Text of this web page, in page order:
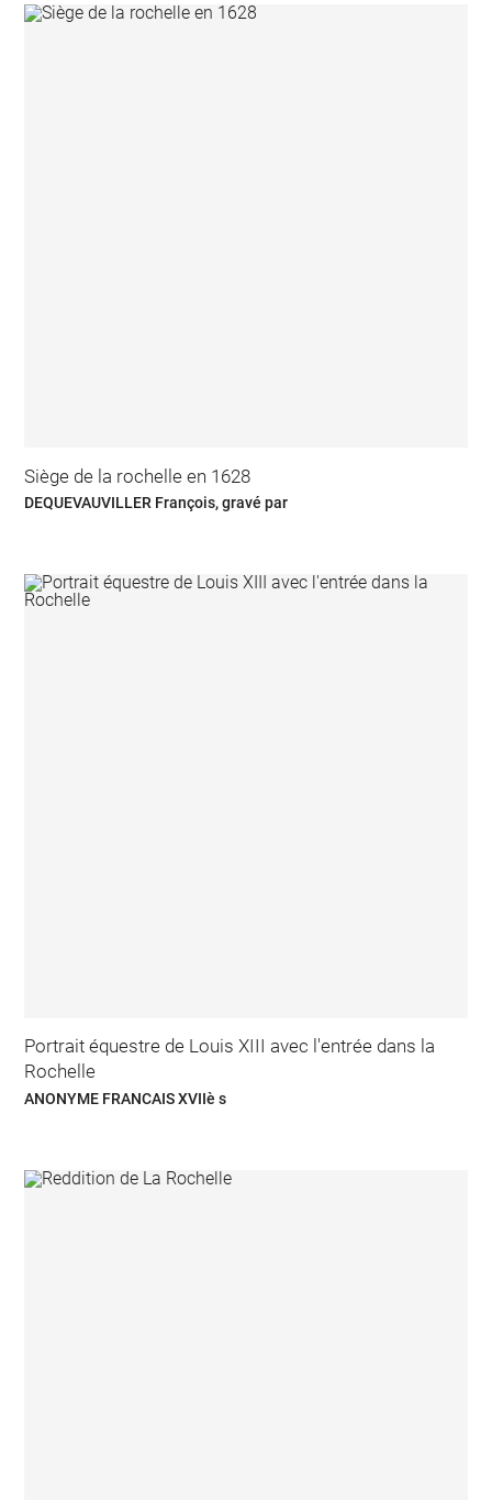
Siège de la rochelle en 1628
DEQUEVAUVILLER François, gravé par
Portrait équestre de Louis XIII avec l'entrée dans la
Rochelle
ANONYME FRANCAIS XVIIè s